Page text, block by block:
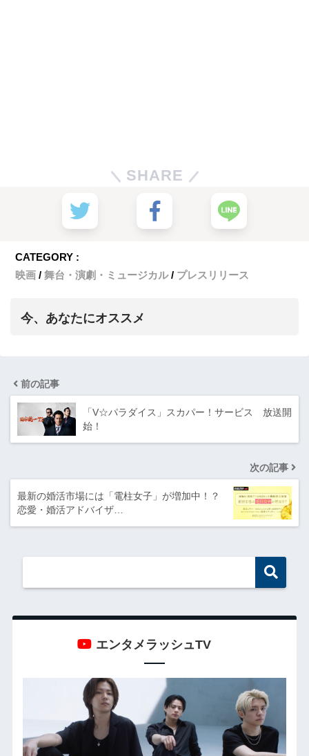
SHARE
CATEGORY :
映画
舞台・演劇・ミュージカル プレスリリース
今、あなたにオススメ
前の記事
「V☆パラダイス」スカパー！サービス 放送開
始！
次の記事
最新の婚活市場には「電柱女子」が増加中！？
恋愛・婚活アドバイザ…
エンタメラッシュTV